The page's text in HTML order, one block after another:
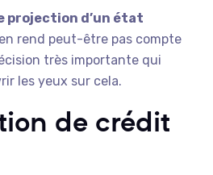
projection d’un état
rend peut-être pas compte
très importante qui
les yeux sur cela.
de crédit